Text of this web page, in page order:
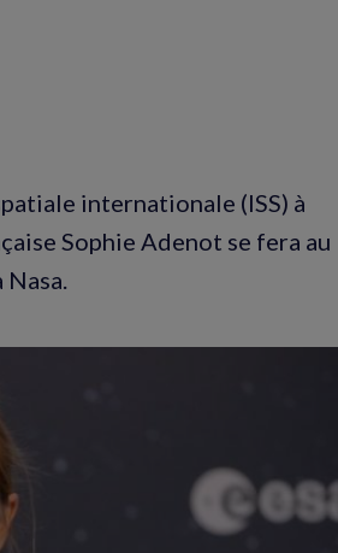
internationale (ISS) à
Sophie Adenot se fera au